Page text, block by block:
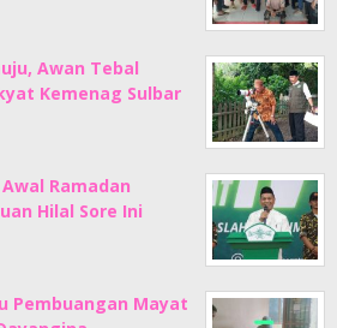
Awan Tebal
Kemenag Sulbar
Ramadan
Hilal Sore Ini
Pembuangan Mayat